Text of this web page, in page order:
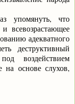
упомянуть, что
всевозрастающее
адекватного
деструктивный
воздействием
на основе слухов,